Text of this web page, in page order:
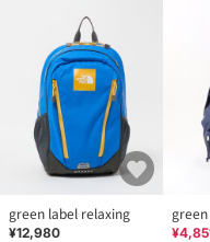
本商品は価格改定を実施さ
そのため、本サイト内に
された状態でお客様のお
いますので、あらかじめご
店舗へお問い合わせの際
で下記の品名/品番をお申
品名：EX MEI TOMICA
green label relaxing
¥12,980